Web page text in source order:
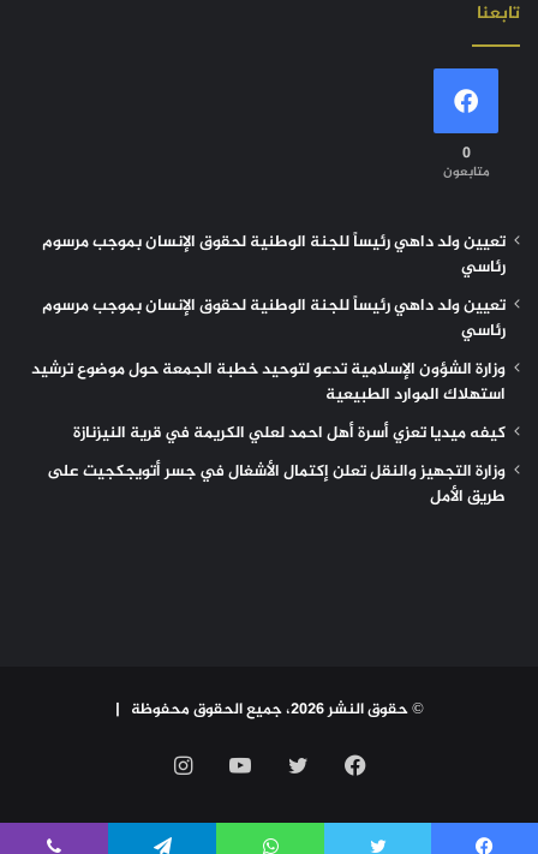
تابعنا
0
متابعون
تعيين ولد داهي رئيساً للجنة الوطنية لحقوق الإنسان بموجب مرسوم
رئاسي
تعيين ولد داهي رئيساً للجنة الوطنية لحقوق الإنسان بموجب مرسوم
رئاسي
وزارة الشؤون الإسلامية تدعو لتوحيد خطبة الجمعة حول موضوع ترشيد
استهلاك الموارد الطبيعية
كيفه ميديا تعزي أسرة أهل احمد لعلي الكريمة في قرية النيزنازة
وزارة التجهيز والنقل تعلن إكتمال الأشغال في جسر أتويجكجيت على
طريق الأمل
© حقوق النشر 2026، جميع الحقوق محفوظة |
فيسبوك تويتر يوتيوب